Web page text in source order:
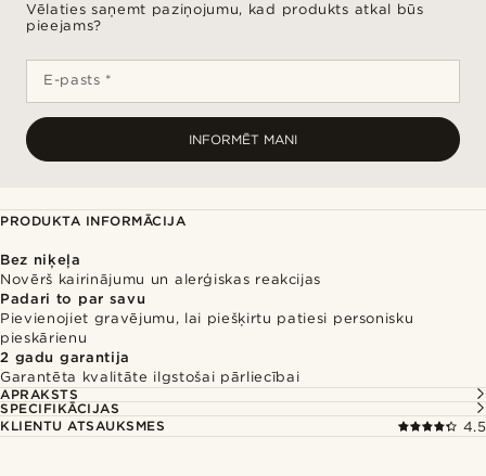
Vēlaties saņemt paziņojumu, kad produkts atkal būs
pieejams?
E-pasts *
INFORMĒT MANI
PRODUKTA INFORMĀCIJA
Bez niķeļa
Novērš kairinājumu un alerģiskas reakcijas
Padari to par savu
Pievienojiet gravējumu, lai piešķirtu patiesi personisku
pieskārienu
2 gadu garantija
Garantēta kvalitāte ilgstošai pārliecībai
APRAKSTS
SPECIFIKĀCIJAS
KLIENTU ATSAUKSMES
4.5